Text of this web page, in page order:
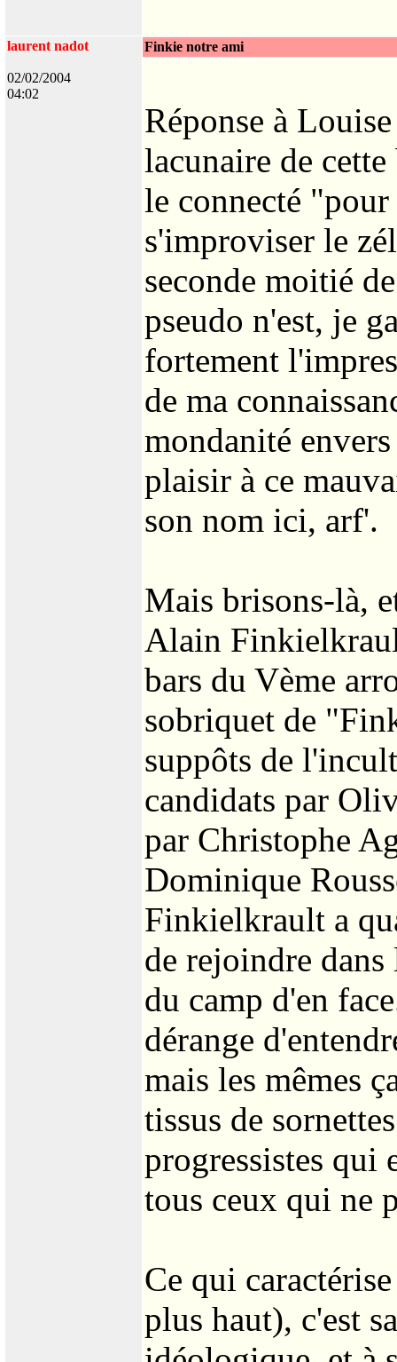
laurent nadot
02/02/2004
04:02
Finkie notre ami
Réponse à
lacunaire de
le connecté
s'improviser le
seconde moitié
pseudo n'est, je
fortement
de ma
mondanité
plaisir à ce
son nom ici, arf'.
Mais brisons-là,
Alain
bars du Vème
sobriquet de
suppôts de
candidats par
par Christophe
Dominique
Finkielkrault a
de rejoindre dans
du camp d'en
dérange
mais les mêmes
tissus de
progressistes qui
tous ceux qui ne
Ce qui
plus haut), c'est